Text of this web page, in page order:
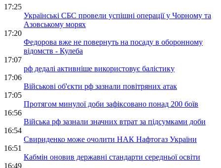
17:25
Українські СБС провели успішні операції у Чорному та
Азовському морях
17:20
Федорова вже не повернуть на посаду в оборонному
відомств - Кулеба
17:07
рф дедалі активніше використовує балістику
17:06
Військові об'єкти рф зазнали повітряних атак
17:05
Протягом минулої доби зафіксовано понад 200 боїв
16:56
Війська рф зазнали значних втрат за підсумками доби
16:54
Свириденко може очолити НАК Нафтогаз України
16:51
Кабмін оновив державні стандарти середньої освіти
16:49